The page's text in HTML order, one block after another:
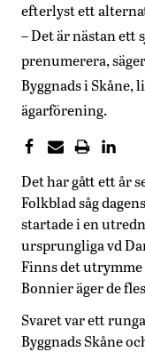
efterlyst ett
– Det är nästan ett
prenumerera,
Byggnads i Skåne,
ägarförening.
Det har gått ett år
Folkblad såg
startade i en
ursprungliga vd
Finns det
Bonnier äger de
Svaret var ett
Byggnads Skåne